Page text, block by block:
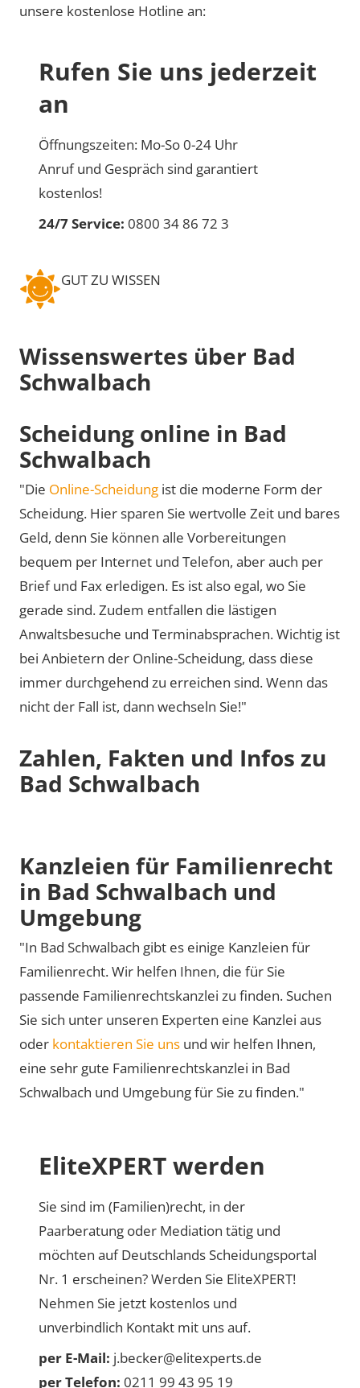
unsere kostenlose Hotline an:
Rufen Sie uns jederzeit
an
Öffnungszeiten: Mo-So 0-24 Uhr
Anruf und Gespräch sind garantiert
kostenlos!
24/7 Service: 0800 34 86 72 3
GUT ZU WISSEN
Wissenswertes über Bad
Schwalbach
Scheidung online in Bad
Schwalbach
"Die Online-Scheidung ist die moderne Form der
Scheidung. Hier sparen Sie wertvolle Zeit und bares
Geld, denn Sie können alle Vorbereitungen
bequem per Internet und Telefon, aber auch per
Brief und Fax erledigen. Es ist also egal, wo Sie
gerade sind. Zudem entfallen die lästigen
Anwaltsbesuche und Terminabsprachen. Wichtig ist
bei Anbietern der Online-Scheidung, dass diese
immer durchgehend zu erreichen sind. Wenn das
nicht der Fall ist, dann wechseln Sie!"
Zahlen, Fakten und Infos zu
Bad Schwalbach
Kanzleien für Familienrecht
in Bad Schwalbach und
Umgebung
"In Bad Schwalbach gibt es einige Kanzleien für
Familienrecht. Wir helfen Ihnen, die für Sie
passende Familienrechtskanzlei zu finden. Suchen
Sie sich unter unseren Experten eine Kanzlei aus
oder kontaktieren Sie uns und wir helfen Ihnen,
eine sehr gute Familienrechtskanzlei in Bad
Schwalbach und Umgebung für Sie zu finden."
EliteXPERT werden
Sie sind im (Familien)recht, in der
Paarberatung oder Mediation tätig und
möchten auf Deutschlands Scheidungsportal
Nr. 1 erscheinen? Werden Sie EliteXPERT!
Nehmen Sie jetzt kostenlos und
unverbindlich Kontakt mit uns auf.
per E-Mail: j.becker@elitexperts.de
per Telefon: 0211 99 43 95 19